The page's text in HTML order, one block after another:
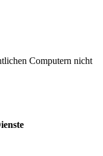
Computern nicht